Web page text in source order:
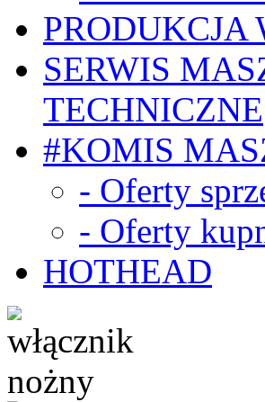
PRODUKCJA
SERWIS
TECHNICZNE
#KOMIS
- Oferty
- Oferty
HOTHEAD